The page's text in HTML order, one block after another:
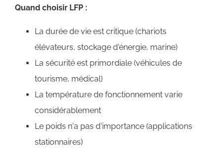
Quand choisir LFP :
La durée de vie est critique (chariots
élévateurs, stockage d'énergie, marine)
La sécurité est primordiale (véhicules de
tourisme, médical)
La température de fonctionnement varie
considérablement
Le poids n'a pas d'importance (applications
stationnaires)